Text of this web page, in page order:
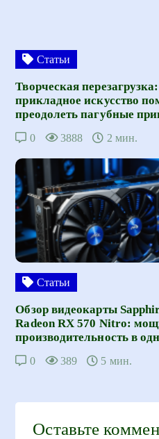
Статьи
Творческая
прикладное искусство
преодолеть пагубные
0 3888 2 мин.
Статьи
Обзор видеокарты
Radeon RX 570 Nitro:
производительность в
0 389 5 мин.
Оставьте